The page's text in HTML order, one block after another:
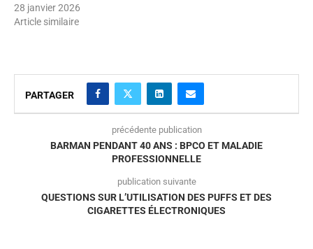
28 janvier 2026
Article similaire
PARTAGER
précédente publication
BARMAN PENDANT 40 ANS : BPCO ET MALADIE
PROFESSIONNELLE
publication suivante
QUESTIONS SUR L’UTILISATION DES PUFFS ET DES
CIGARETTES ÉLECTRONIQUES